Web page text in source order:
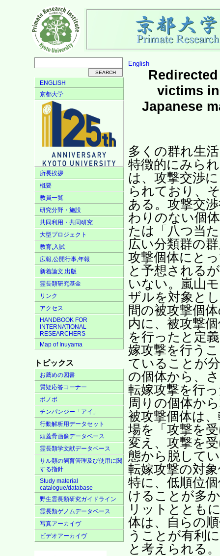
ENGLISH
京都大学
所長挨拶
概要
教員一覧
研究分野・施設
共同利用・共同研究
大型プロジェクト
教育,入試
広報,公開行事,年報
新着論文,出版
霊長類研究基金
リンク
アクセス
HANDBOOK FOR
INTERNATIONAL
RESEARCHERS
Map of Inuyama
トピックス
お薦めの図書
質疑応答コーナー
ボノボ
チンパンジー「アイ」
行動解析用データセット
頭蓋骨画像データベース
霊長類学文献データベース
サル類の飼育管理及び使用に関
する指針
Study material
catalogue/database
野生霊長類研究ガイドライン
霊長類ゲノムデータベース
写真アーカイヴ
ビデオアーカイヴ
English
victims
Japanese
多くの群れ生
特徴的にみら
は、攻撃交渉
られており、
ある。攻撃交
わりのない個
たは「八つ当
広い分類群の
攻撃個体にと
と予想される
いない。嵐山
ザルを対象と
間の被攻撃個
内に、被攻撃
を行ったと定
嫁攻撃を行う
ていることが
の個体から、
転嫁攻撃を行
周りの個体か
被攻撃個体は
場を「攻撃を
変え、攻撃を
態から脱して
転嫁攻撃の対
特に、低順位
けることが多
リットととも
体は、自らの
うことが有利
と考えられる。